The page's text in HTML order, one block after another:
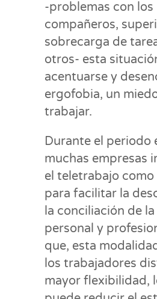
-problemas con los
compañeros,
sobrecarga de
otros- esta
acentuarse y
ergofobia, un
trabajar.
Durante el periodo
muchas empresas
el teletrabajo como
para facilitar la
la conciliación de
personal y
que, esta
los trabajadores
mayor flexibilidad,